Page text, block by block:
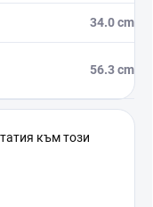
34.0 cm
56.3 cm
към този